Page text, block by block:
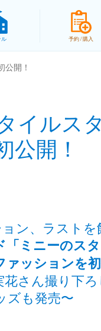
ル 予約 / 購入
開！
イルス
公開！
ン、ラスト
ミニーのス
ァッションを初
さん撮り下
ズも発売〜